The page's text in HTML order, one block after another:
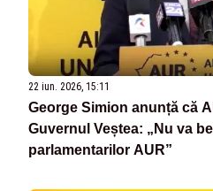
22 iun. 2026, 15:11
George Simion anunță că
Guvernul Veștea: „Nu va
parlamentarilor AUR”